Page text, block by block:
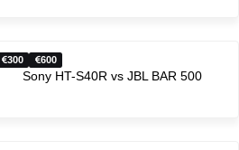
300 600
Sony HT-S40R vs JBL BAR 500